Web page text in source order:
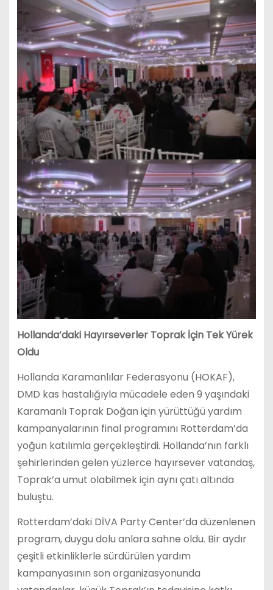
Hollanda’daki Hayırseverler Toprak İçin Tek Yürek
Oldu
Hollanda Karamanlılar Federasyonu (HOKAF),
DMD kas hastalığıyla mücadele eden 9 yaşındaki
Karamanlı Toprak Doğan için yürüttüğü yardım
kampanyalarının final programını Rotterdam’da
yoğun katılımla gerçekleştirdi. Hollanda’nın farklı
şehirlerinden gelen yüzlerce hayırsever vatandaş,
Toprak’a umut olabilmek için aynı çatı altında
buluştu.
Rotterdam’daki DİVA Party Center’da düzenlenen
program, duygu dolu anlara sahne oldu. Bir aydır
çeşitli etkinliklerle sürdürülen yardım
kampanyasının son organizasyonunda